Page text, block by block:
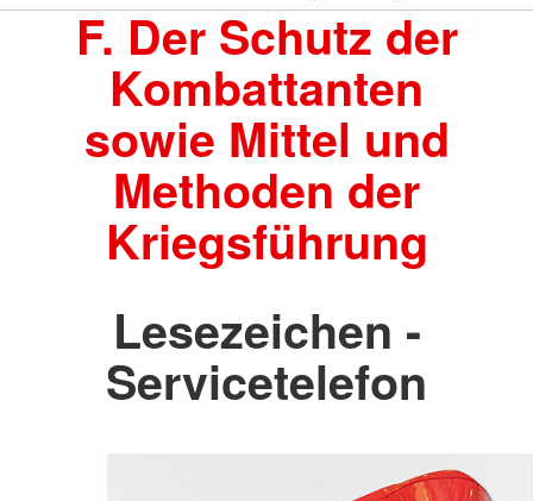
F. Der Schutz der
Kombattanten
sowie Mittel und
Methoden der
Kriegsführung
Lesezeichen -
Servicetelefon